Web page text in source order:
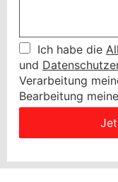
Ich habe die
und
Verarbeitung
Bearbeitung